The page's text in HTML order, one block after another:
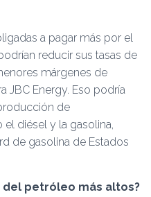
a pagar más por el
reducir sus tasas de
márgenes de
JBC Energy. Eso podría
de
diésel y la gasolina,
de gasolina de Estados
del petróleo más altos?